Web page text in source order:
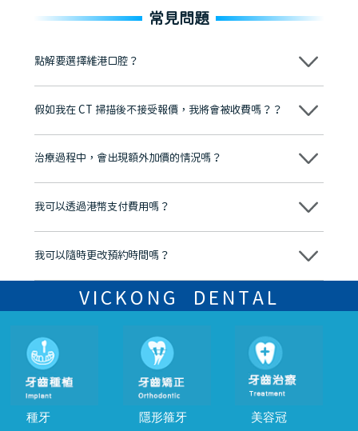
常見問題
點解要選擇維港口腔？
維港口腔踐行「醫道濟世」的大學校訓，各分院匯聚來自香港、內地的
牌」、「2025香港企業領袖品牌」，是諾貝爾種植系統全球放心植牙中
至今已服務超過三十個國家和地區的顧客，受到粵港澳大灣區及周邊城
市市民極高的口碑評價及信任推薦 珠海、深圳設有八大分院，香港亦設
有咨詢及服務保障中心，有任何問題都可以隨時預約免費咨詢，讓人十
假如我在 CT 掃描後不接受報價，我將會被收費嗎？？
不會！只要未開始實際服務之前，你不會被收取任何費用。
治療過程中，會出現額外加價的情況嗎？
不會，治療前我們會詳細說明治療方案及對應的價錢，顧客同意並簽字
我可以透過港幣支付費用嗎？
可以。維港口腔會按照當日匯率轉算收取費用，而匯率會及時告知客人
我可以隨時更改預約時間嗎？
可以，請盡早通過wechat或whatsapp聯絡我們，告知我們你原本預約
的時間及資料，並且重新預約的日期及時段
VICKONG DENTAL
種牙 隱形箍牙 美容冠